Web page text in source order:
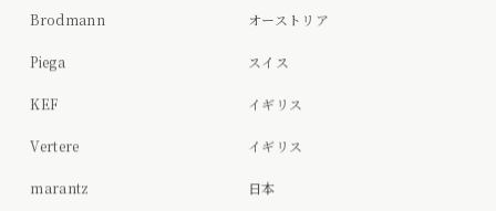
Brodmann オーストリア
Piega スイス
KEF イギリス
Vertere イギリス
marantz 日本